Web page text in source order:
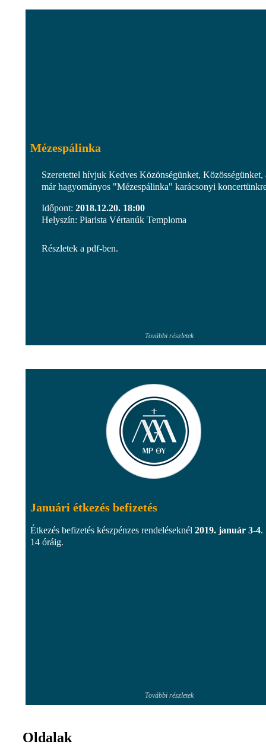
Mézespálinka
Szeretettel hívjuk Kedves Közönségünket, Közösségünket,
már hagyományos "Mézespálinka" karácsonyi
Időpont: 2018.12.20. 18:00
Helyszín: Piarista Vértanúk Temploma
Részletek a pdf-ben.
További részletek
Januári étkezés befizetés
Étkezés befizetés készpénzes rendeléseknél 2019. január 3-4.
14 óráig.
További részletek
Oldalak